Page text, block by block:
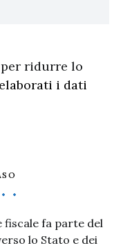
ridurre lo
i dati
fiscale fa parte del
lo Stato e dei